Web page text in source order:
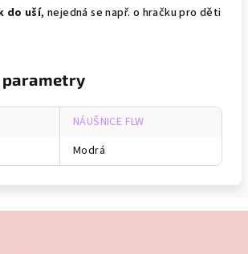
do uší, nejedná se např. o hračku pro děti
NÁUŠNICE FLW
Modrá